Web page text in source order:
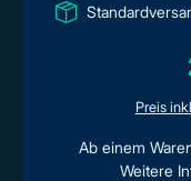
Preis
Ab einem
Weitere